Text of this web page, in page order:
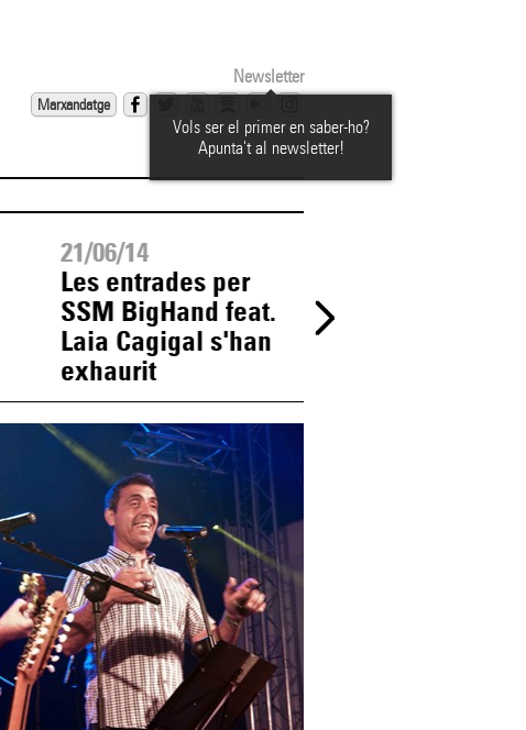
Newsletter
Marxandatge
Vols ser el primer en saber-ho?
Apunta't al newsletter!
21/06/14
Les entrades per
SSM BigHand feat.
Laia Cagigal s'han
exhaurit
entrades per a